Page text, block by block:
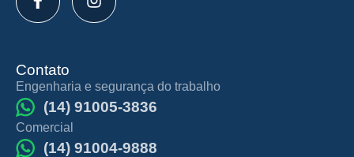
Contato
Engenharia e segurança do trabalho
(14) 91005-3836
Comercial
(14) 91004-9888